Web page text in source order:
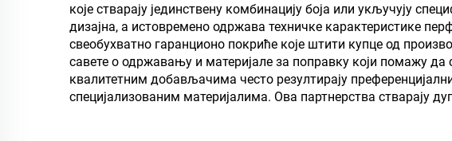
које стварају јединствену комбинацију боја или укључују
дизајна, а истовремено одржава техничке карактеристике
свеобухватно гаранционо покриће које штити купце од
савете о одржавању и материјале за поправку који помажу
квалитетним добављачима често резултирају
специјализованим материјалима. Ова партнерства стварају